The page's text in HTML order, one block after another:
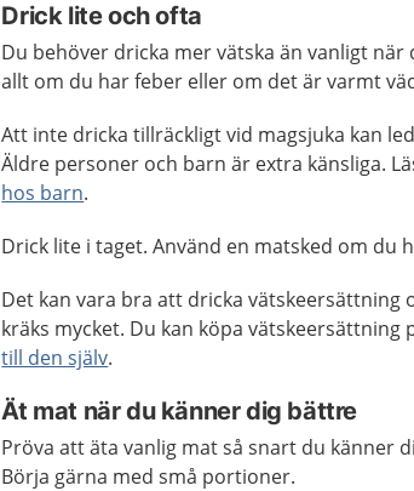
Drick lite och ofta
Du behöver dricka mer vätska än vanligt
allt om du har feber eller om det är varmt
Att inte dricka tillräckligt vid magsjuka kan
Äldre personer och barn är extra känsliga.
hos barn.
Drick lite i taget. Använd en matsked om du
Det kan vara bra att dricka
kräks mycket. Du kan köpa vätskeersättning
till den själv.
Ät mat när du känner dig bättre
Pröva att äta vanlig mat så snart du känner
Börja gärna med små portioner.